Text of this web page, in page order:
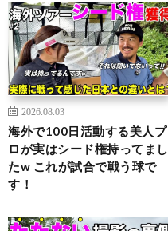
2026.08.03
海外で100日活動する美人プ
ロが実はシード権持ってまし
たw これが試合で戦う球で
す！